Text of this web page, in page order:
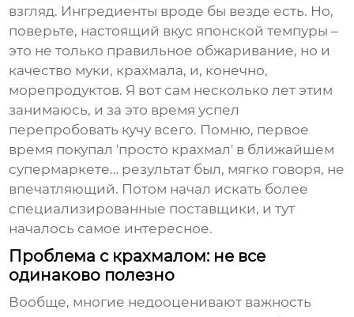
взгляд. Ингредиенты вроде бы везде есть. Но,
поверьте, настоящий вкус японской темпуры –
это не только правильное обжаривание, но и
качество муки, крахмала, и, конечно,
морепродуктов. Я вот сам несколько лет этим
занимаюсь, и за это время успел
перепробовать кучу всего. Помню, первое
время покупал 'просто крахмал' в ближайшем
супермаркете… результат был, мягко говоря, не
впечатляющий. Потом начал искать более
специализированные поставщики, и тут
началось самое интересное.
Проблема с крахмалом: не все
одинаково полезно
Вообще, многие недооценивают важность